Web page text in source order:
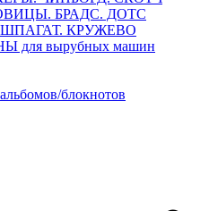
БРАДС. ДОТС
КРУЖЕВО
вырубных машин
блокнотов